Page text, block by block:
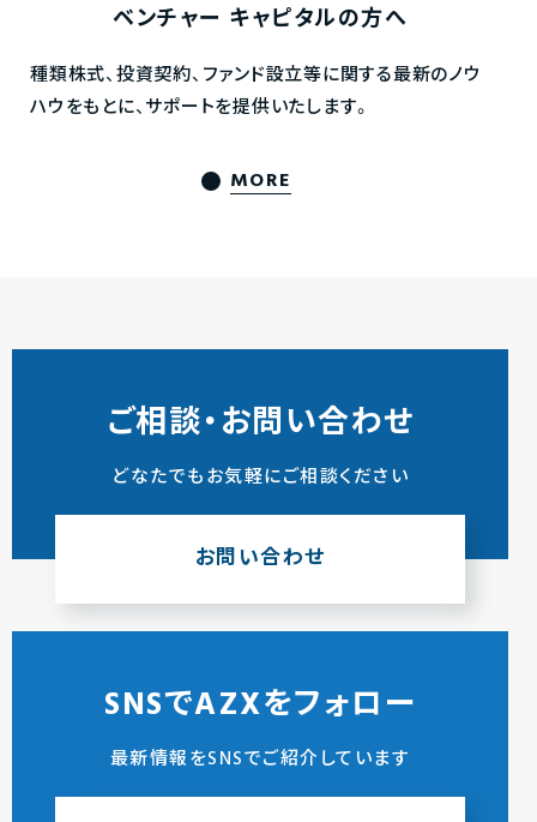
ベンチャー キャピタルの方へ
種類株式、投資契約、ファンド設立等に関する最新のノウ
ハウをもとに、サポートを提供いたします。
MORE
ご相談・お問い合わせ
どなたでもお気軽にご相談ください
お問い合わせ
SNSでAZXをフォロー
最新情報をSNSでご紹介しています